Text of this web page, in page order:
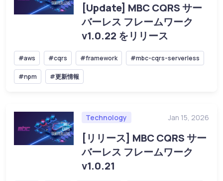
[Update] MBC CQRS サー
バーレス フレームワーク
v1.0.22 をリリース
#aws #cqrs #framework #mbc-cqrs-serverless
#npm #更新情報
Technology Jan 15, 2026
[リリース] MBC CQRS サー
バーレス フレームワーク
v1.0.21